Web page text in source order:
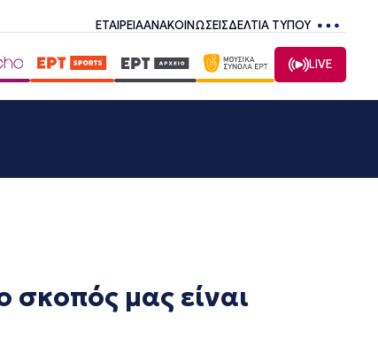
ΕΤΑΙΡΕΙΑΑΝΑΚΟΙΝΩΣΕΙΣΔΕΛΤΙΑ ΤΥΠΟΥ
LIVE
μας είναι